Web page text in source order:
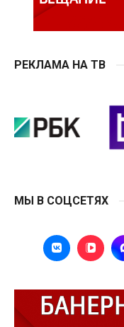
РЕКЛАМА НА ТВ
МЫ В СОЦСЕТЯХ